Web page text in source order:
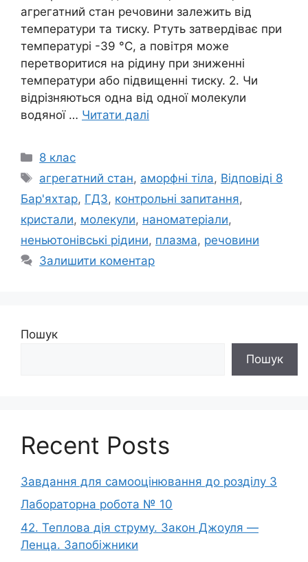
агрегатний стан речовини залежить від
температури та тиску. Ртуть затвердіває при
температурі -39 °С, а повітря може
перетворитися на рідину при зниженні
температури або підвищенні тиску. 2. Чи
відрізняються одна від одної молекули
водяної … Читати далі
Категорії
8 клас
Позначки
агрегатний стан, аморфні тіла, Відповіді 8
Бар'яхтар, ГДЗ, контрольні запитання,
кристали, молекули, наноматеріали,
неньютонівські рідини, плазма, речовини
Залишити коментар
Пошук
Пошук
Recent Posts
Завдання для самооцінювання до розділу 3
Лабораторна робота № 10
42. Теплова дія струму. Закон Джоуля —
Ленца. Запобіжники